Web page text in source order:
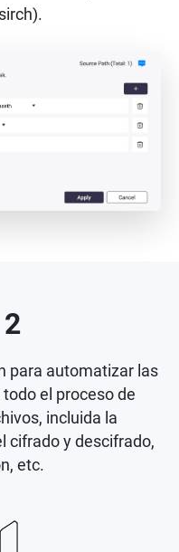
para automatizar las
el proceso de
incluida la
cifrado y descifrado,
etc.